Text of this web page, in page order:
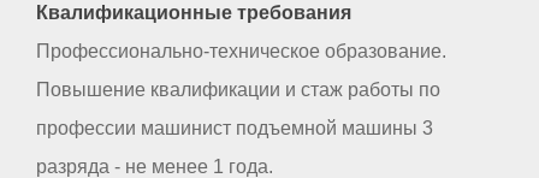
Квалификационные требования
Профессионально-техническое образование.
Повышение квалификации и стаж работы по
профессии машинист подъемной машины 3
разряда - не менее 1 года.